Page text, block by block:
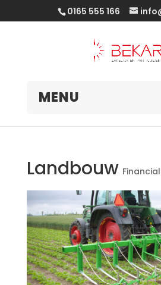
0165 555 166
Landbouw